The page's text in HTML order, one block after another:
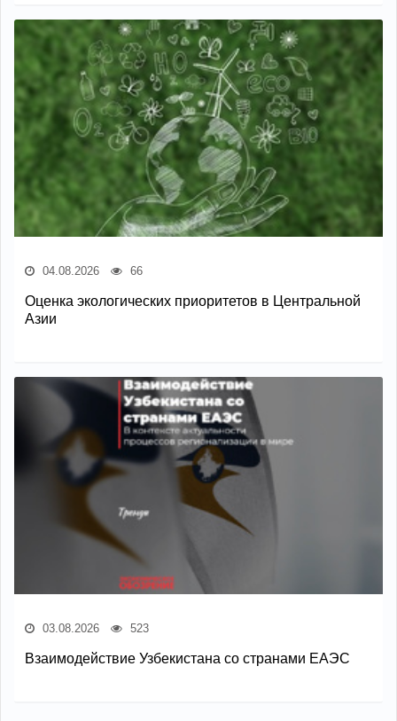
04.08.2026 66
Оценка экологических приоритетов в Центральной
Азии
03.08.2026 523
Взаимодействие Узбекистана со странами ЕАЭС